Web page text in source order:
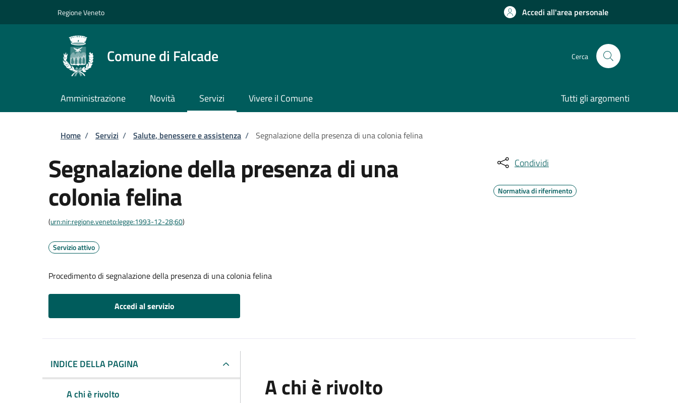
Regione Veneto Accedi all'area personale
Comune di Falcade Cerca
Amministrazione Novità Servizi Vivere il Comune Tutti gli argomenti
Briciole di pane
Home / Servizi / Salute, benessere e assistenza / Segnalazione della presenza di una colonia felina
Segnalazione della presenza di una
colonia felina
(urn:nir:regione.veneto:legge:1993-12-28;60)
Servizio attivo
Procedimento di segnalazione della presenza di una colonia felina
Accedi al servizio
Condividi
Normativa di riferimento
INDICE DELLA PAGINA
A chi è rivolto
A chi è rivolto